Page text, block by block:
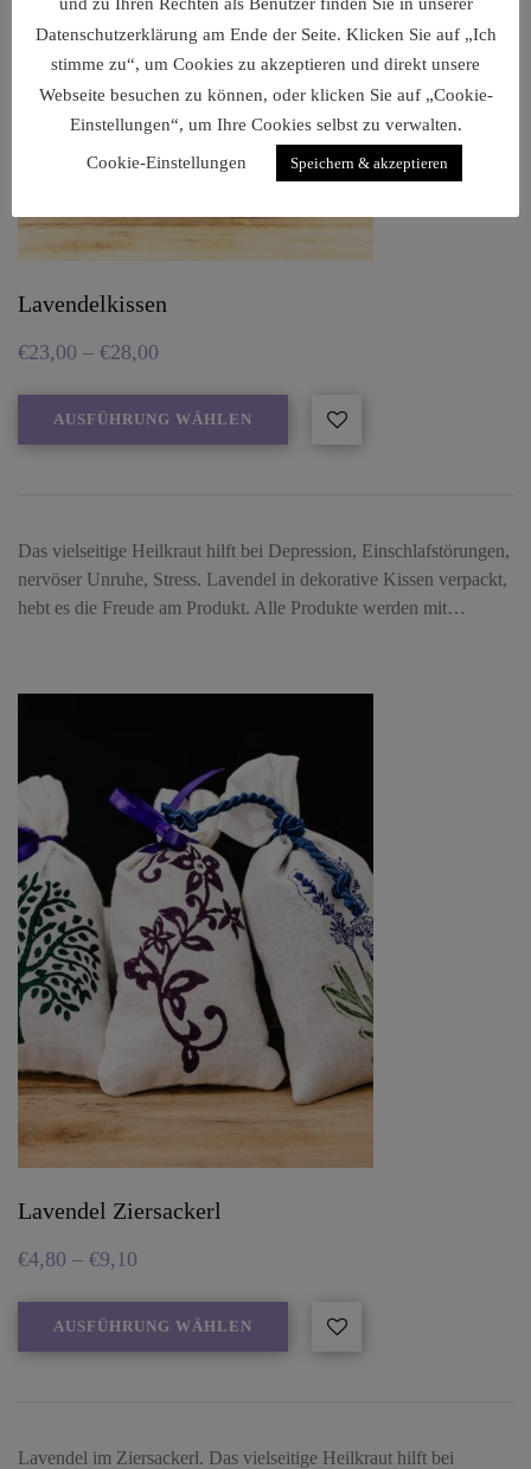
Lavendelkissen
€23,00 – €28,00
AUSFÜHRUNG WÄHLEN
Das vielseitige Heilkraut hilft bei Depression, Einschlafstörungen,
nervöser Unruhe, Stress. Lavendel in dekorative Kissen verpackt,
hebt es die Freude am Produkt. Alle Produkte werden mit…
Lavendel Ziersackerl
€4,80 – €9,10
AUSFÜHRUNG WÄHLEN
Lavendel im Ziersackerl. Das vielseitige Heilkraut hilft bei
Datenschutzerklärung am Ende der Seite. Klicken Sie auf „Ich
stimme zu“, um Cookies zu akzeptieren und direkt unsere
Webseite besuchen zu können, oder klicken Sie auf „Cookie-
Einstellungen“, um Ihre Cookies selbst zu verwalten.
Cookie-Einstellungen
Speichern & akzeptieren